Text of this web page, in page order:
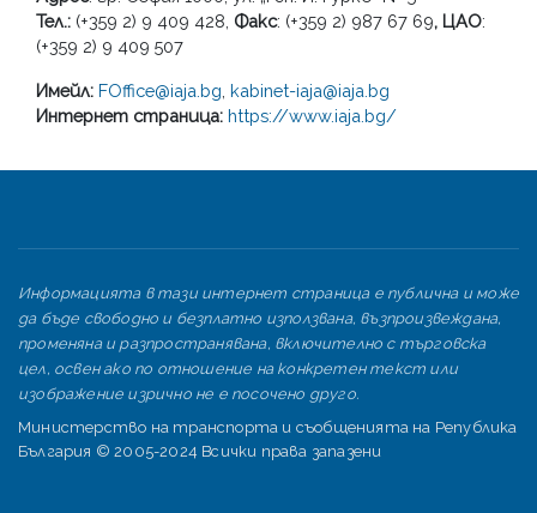
Тел.: (+359 2) 9 409 428, Факс: (+359 2) 987 67 69, ЦАО:
(+359 2) 9 409 507
Имейл: FOffice@iaja.bg kabinet-iaja@iaja.bg
Интернет страница: https://www.iaja.bg/
Информацията в тази интернет страница е публична и може
да бъде свободно и безплатно използвана, възпроизвеждана,
променяна и разпространявана, включително с търговска
цел, освен ако по отношение на конкретен текст или
изображение изрично не е посочено друго.
Министерство на транспорта и съобщенията на Република
България © 2005-2024 Всички права запазени